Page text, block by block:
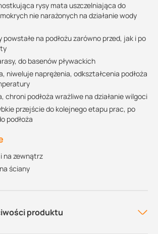
rysy mata uszczelniająca do
nie narażonych na działanie wody
powstałe na podłożu zarówno przed, jak i po
do basenów pływackich
niweluje naprężenia, odkształcenia podłoża
chroni podłoża wrażliwe na działanie wilgoci
przejście do kolejnego etapu prac, po
podłoża
na zewnątrz
ściany
produktu